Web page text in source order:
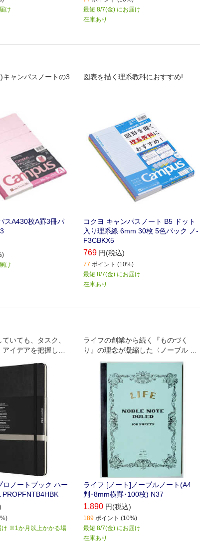
け
最短 8/7(金) にお届け
在庫あり
キャンパスノートの3
スA430枚A罫3冊パ
け
図表を描く理系教科におすすめ!
コクヨ キャンパスノート B5 ドット
入り理系線 6mm 30枚 5色パック ノ-
F3CBKX5
769 円(税込)
77 ポイント (10%)
最短 8/7(金) にお届け
在庫あり
いても、タスク、
アイデアを把握して
ロノートブック ハー
PROPFNTB4HBK
け ※1か月以上かかる場
ライフの創業から続く『ものづく
り』の理念が凝縮した〈ノーブル シ
リーズ〉｡
ライフ [ノート]ノーブルノート(A4
判･8mm横罫･100枚) N37
1,890 円(税込)
189 ポイント (10%)
最短 8/7(金) にお届け
在庫あり